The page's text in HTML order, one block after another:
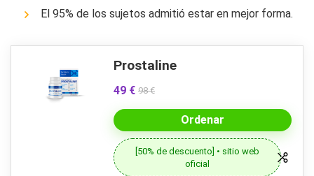
El 95% de los sujetos admitió estar en mejor forma.
Prostaline
49 € 98 €
Ordenar
[50% de descuento] • sitio web
oficial